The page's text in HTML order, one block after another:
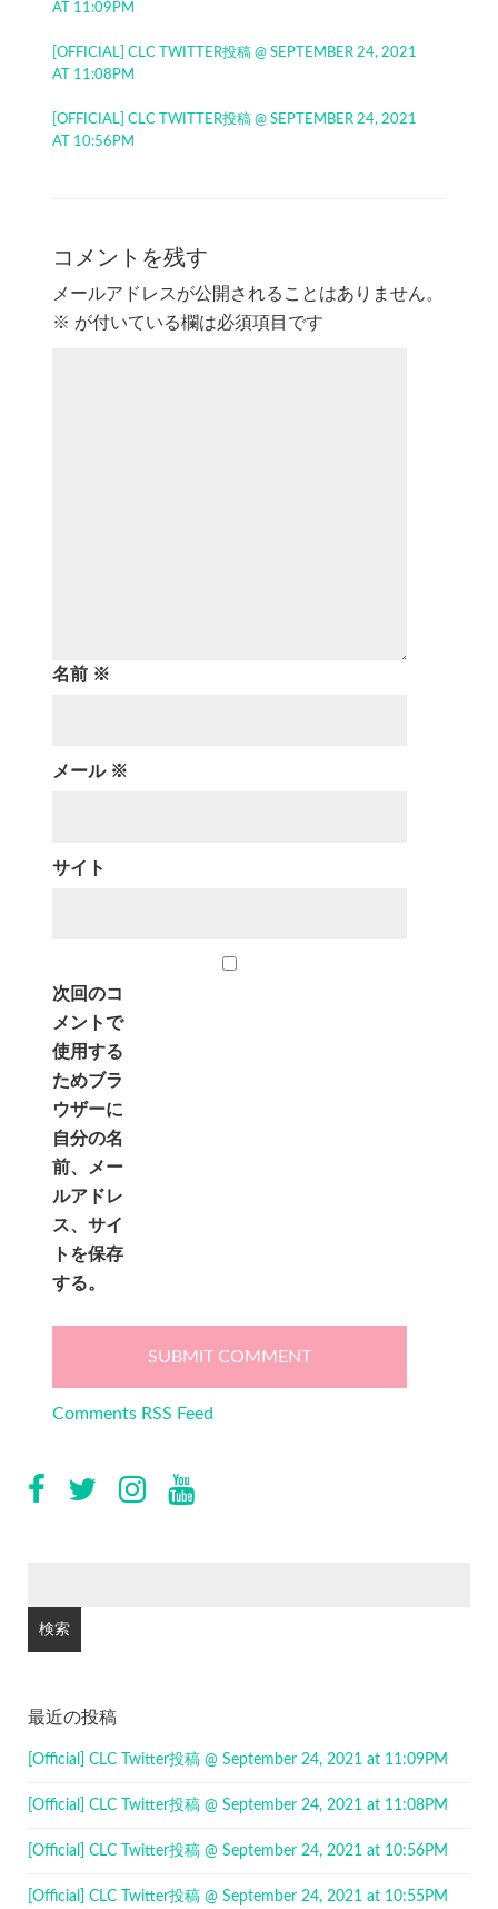
AT 11:09PM
[OFFICIAL] CLC TWITTER投稿 @ SEPTEMBER 24, 2021
AT 11:08PM
[OFFICIAL] CLC TWITTER投稿 @ SEPTEMBER 24, 2021
AT 10:56PM
コメントを残す
メールアドレスが公開されることはありません。
※ が付いている欄は必須項目です
名前 ※
メール ※
サイト
次回のコ
メントで
使用する
ためブラ
ウザーに
自分の名
前、メー
ルアドレ
ス、サイ
トを保存
する。
Comments RSS Feed
最近の投稿
[Official] CLC Twitter投稿 @ September 24, 2021 at 11:09PM
[Official] CLC Twitter投稿 @ September 24, 2021 at 11:08PM
[Official] CLC Twitter投稿 @ September 24, 2021 at 10:56PM
[Official] CLC Twitter投稿 @ September 24, 2021 at 10:55PM